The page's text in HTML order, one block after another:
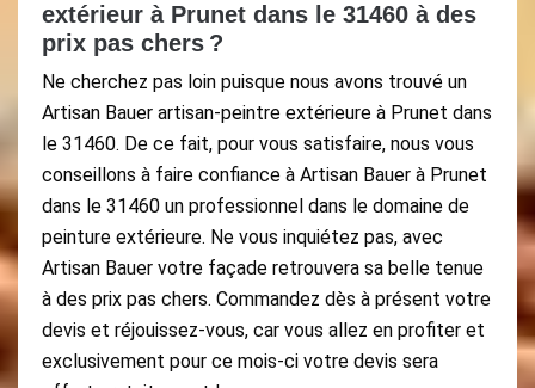
extérieur à Prunet dans le 31460 à des
prix pas chers ?
Ne cherchez pas loin puisque nous avons trouvé un
Artisan Bauer artisan-peintre extérieure à Prunet dans
le 31460. De ce fait, pour vous satisfaire, nous vous
conseillons à faire confiance à Artisan Bauer à Prunet
dans le 31460 un professionnel dans le domaine de
peinture extérieure. Ne vous inquiétez pas, avec
Artisan Bauer votre façade retrouvera sa belle tenue
à des prix pas chers. Commandez dès à présent votre
devis et réjouissez-vous, car vous allez en profiter et
exclusivement pour ce mois-ci votre devis sera